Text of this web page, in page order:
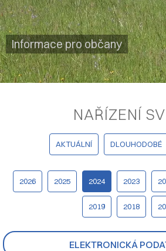
Informace pro občany
ELEKTRONICKÁ
NAŘÍZENÍ
AKTUÁLNÍ DLOUHODOBÉ
2026 2025 2024 2023
2019 2018